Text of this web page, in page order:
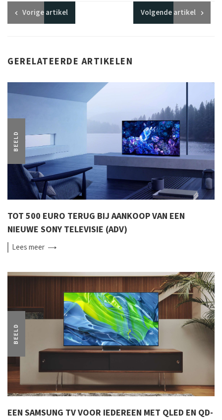
Vorigeartikel Volgendeartikel
GERELATEERDE ARTIKELEN
BEELD
TOT 500 EURO TERUG BIJ AANKOOP VAN EEN
NIEUWE SONY TELEVISIE (ADV)
Leesmeer
BEELD
EEN SAMSUNG TV VOOR IEDEREEN MET QLED EN QD-